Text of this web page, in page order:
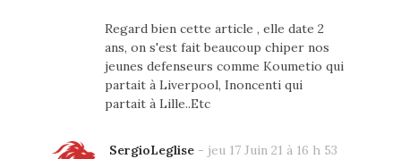
Regard bien cette article , elle date 2
ans, on s'est fait beaucoup chiper nos
jeunes defenseurs comme Koumetio qui
partait à Liverpool, Inoncenti qui
partait à Lille..Etc
SergioLeglise- jeu 17 Juin 21 à 16 h 53